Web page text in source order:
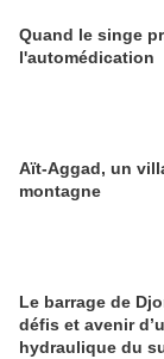
Quand le singe
l'automédication
Aït-Aggad, un
montagne
Le barrage de
défis et avenir
hydraulique du